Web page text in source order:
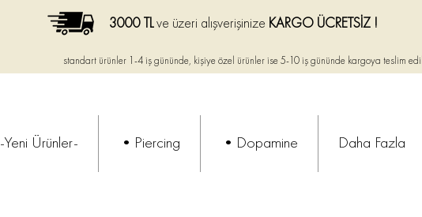
standart ürünler 1-4 iş gününde, kişiye özel ürünler ise 5-10 iş gününde kargoya teslim
3000 TLve üzeri alışverişinize KARGO ÜCRETSİZ !
-Yeni Ürünler- •Piercing •Dopamine Daha Fazla